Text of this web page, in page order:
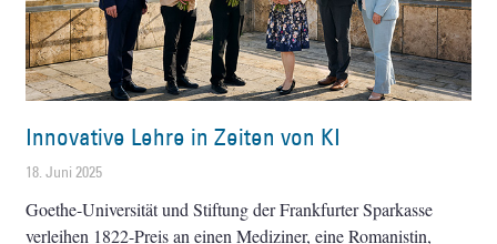
Innovative Lehre in Zeiten von KI
18. Juni 2025
Goethe-Universität und Stiftung der Frankfurter Sparkasse
verleihen 1822-Preis an einen Mediziner, eine Romanistin,